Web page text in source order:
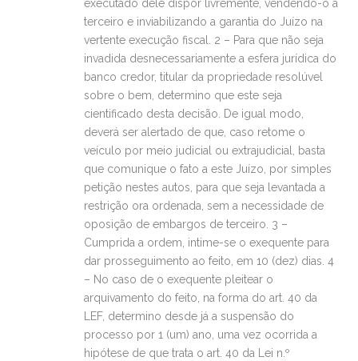
executado dele dispor livremente, vendendo-o a
terceiro e inviabilizando a garantia do Juízo na
vertente execução fiscal. 2 – Para que não seja
invadida desnecessariamente a esfera jurídica do
banco credor, titular da propriedade resolúvel
sobre o bem, determino que este seja
cientificado desta decisão. De igual modo,
deverá ser alertado de que, caso retome o
veículo por meio judicial ou extrajudicial, basta
que comunique o fato a este Juízo, por simples
petição nestes autos, para que seja levantada a
restrição ora ordenada, sem a necessidade de
oposição de embargos de terceiro. 3 –
Cumprida a ordem, intime-se o exequente para
dar prosseguimento ao feito, em 10 (dez) dias. 4
– No caso de o exequente pleitear o
arquivamento do feito, na forma do art. 40 da
LEF, determino desde já a suspensão do
processo por 1 (um) ano, uma vez ocorrida a
hipótese de que trata o art. 40 da Lei n.º